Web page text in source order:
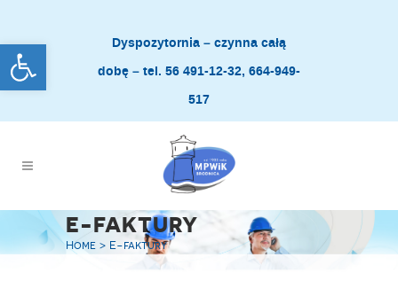
Open toolbarDyspozytornia – czynna całą
dobę – tel. 56 491-12-32, 664-949-
517
E-FAKTURY
Home > E-faktury